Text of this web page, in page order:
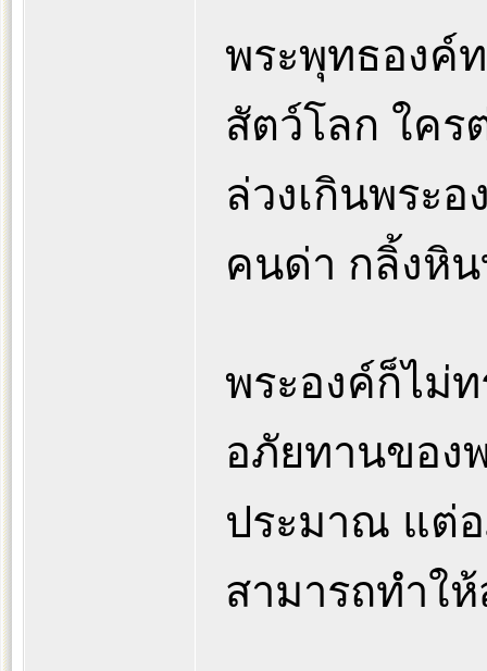
พระพุทธองค์
สัตว์โลก ใคร
ล่วงเกินพระ
คนด่า กลิ้งหิน
พระองค์ก็ไม่
อภัยทานของ
ประมาณ แต่
สามารถทำใ